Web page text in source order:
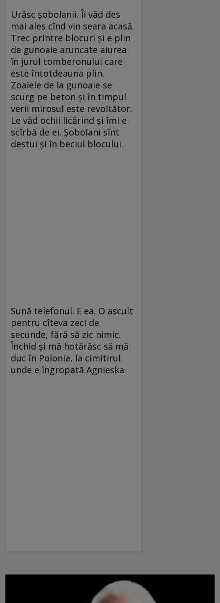
Urăsc şobolanii. Îi văd des
mai ales cînd vin seara acasă.
Trec printre blocuri şi e plin
de gunoaie aruncate aiurea
în jurul tomberonului care
este întotdeauna plin.
Zoaiele de la gunoaie se
scurg pe beton şi în timpul
verii mirosul este revoltător.
Le văd ochii licărind şi îmi e
scîrbă de ei. Şobolani sînt
destui şi în beciul blocului.
Sună telefonul. E ea. O ascult
pentru cîteva zeci de
secunde, fără să zic nimic.
Închid şi mă hotărăsc să mă
duc în Polonia, la cimitirul
unde e îngropată Agnieska.